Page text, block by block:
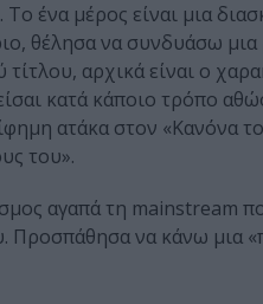
ένα μέρος είναι μια
θέλησα να συνδυάσω
αρχικά είναι ο
κατά κάποιο τρόπο
ατάκα στον «Κανόνα
του».
αγαπά τη mainstream
Προσπάθησα να κάνω μια